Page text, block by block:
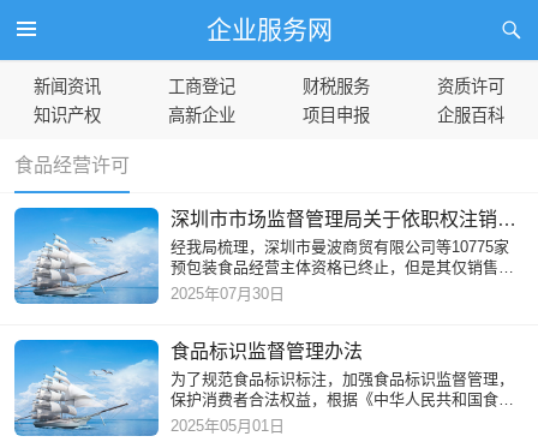
企业服务网
新闻资讯 工商登记 财税服务
资质许可
知识产权
高新企业 项目申报 企服百科
食品经营许可
深圳市市场监督管理局关于依职权注销仅销售预包装食品备案凭证的公告
经我局梳理，深圳市曼波商贸有限公司等10775家
预包装食品经营主体资格已终止，但是其仅销售预
包装食品备案凭证应注销而未注销，清单详见附
2025年07月30日
食品标识监督管理办法
为了规范食品标识标注，加强食品标识监督管理，
保护消费者合法权益，根据《中华人民共和国食品
安全法》《中华人民共和国食品安全法实施条例》
2025年05月01日